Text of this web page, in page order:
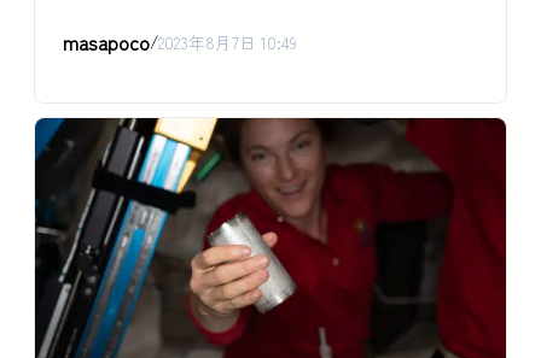
masapoco/2023年8月7日 10:49